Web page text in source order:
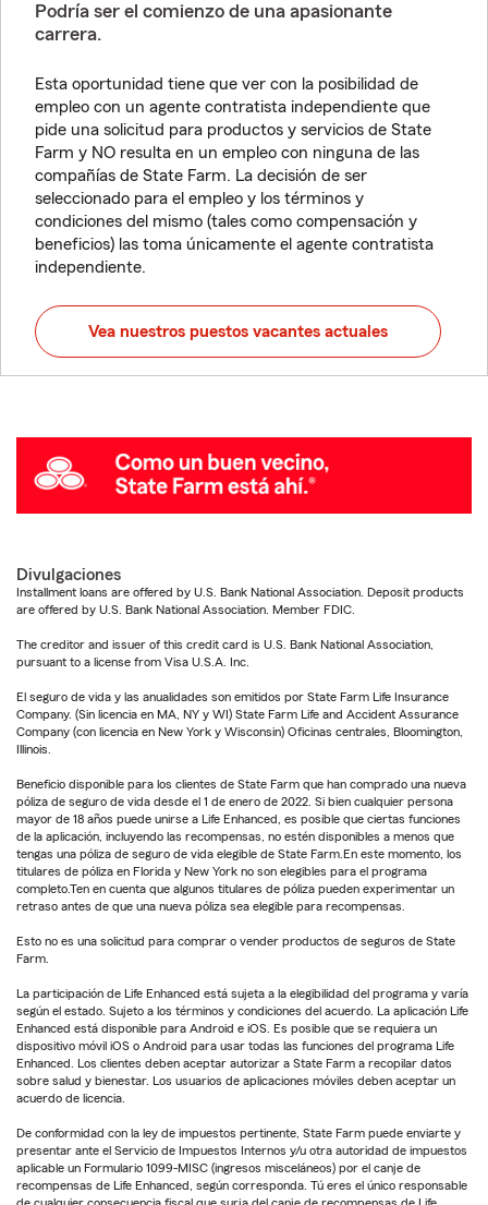
Podría ser el comienzo de una apasionante
carrera.
Esta oportunidad tiene que ver con la posibilidad de
empleo con un agente contratista independiente que
pide una solicitud para productos y servicios de State
Farm y NO resulta en un empleo con ninguna de las
compañías de State Farm. La decisión de ser
seleccionado para el empleo y los términos y
condiciones del mismo (tales como compensación y
beneficios) las toma únicamente el agente contratista
independiente.
Vea nuestros puestos vacantes actuales
Divulgaciones
Installment loans are offered by U.S. Bank National Association. Deposit products
are offered by U.S. Bank National Association. Member FDIC.
The creditor and issuer of this credit card is U.S. Bank National Association,
pursuant to a license from Visa U.S.A. Inc.
El seguro de vida y las anualidades son emitidos por State Farm Life Insurance
Company. (Sin licencia en MA, NY y WI) State Farm Life and Accident Assurance
Company (con licencia en New York y Wisconsin) Oficinas centrales, Bloomington,
Illinois.
Beneficio disponible para los clientes de State Farm que han comprado una nueva
póliza de seguro de vida desde el 1 de enero de 2022. Si bien cualquier persona
mayor de 18 años puede unirse a Life Enhanced, es posible que ciertas funciones
de la aplicación, incluyendo las recompensas, no estén disponibles a menos que
tengas una póliza de seguro de vida elegible de State Farm.En este momento, los
titulares de póliza en Florida y New York no son elegibles para el programa
completo.Ten en cuenta que algunos titulares de póliza pueden experimentar un
retraso antes de que una nueva póliza sea elegible para recompensas.
Esto no es una solicitud para comprar o vender productos de seguros de State
Farm.
La participación de Life Enhanced está sujeta a la elegibilidad del programa y varía
según el estado. Sujeto a los términos y condiciones del acuerdo. La aplicación Life
Enhanced está disponible para Android e iOS. Es posible que se requiera un
dispositivo móvil iOS o Android para usar todas las funciones del programa Life
Enhanced. Los clientes deben aceptar autorizar a State Farm a recopilar datos
sobre salud y bienestar. Los usuarios de aplicaciones móviles deben aceptar un
acuerdo de licencia.
De conformidad con la ley de impuestos pertinente, State Farm puede enviarte y
presentar ante el Servicio de Impuestos Internos y/u otra autoridad de impuestos
aplicable un Formulario 1099-MISC (ingresos misceláneos) por el canje de
recompensas de Life Enhanced, según corresponda. Tú eres el único responsable